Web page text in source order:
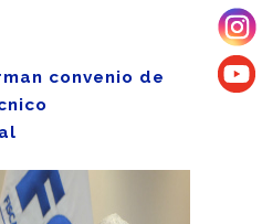
convenio de